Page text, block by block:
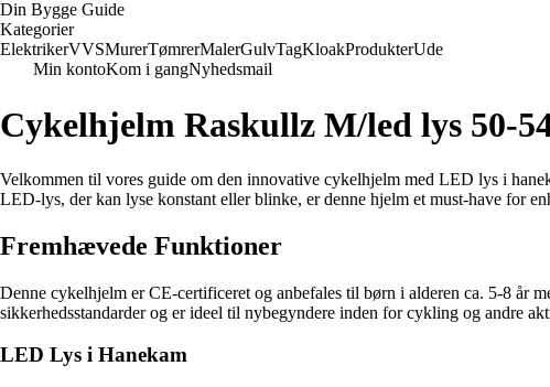
Din Bygge Guide
Kategorier
ElektrikerVVSMurerTømrerMalerGulvTagKloakProdukterUde
Min kontoKom i gangNyhedsmail
Cykelhjelm Raskullz M/led lys 50-
Velkommen til vores guide om den innovative cykelhjelm med LED lys i
LED-lys, der kan lyse konstant eller blinke, er denne hjelm et must-have for
Fremhævede Funktioner
Denne cykelhjelm er CE-certificeret og anbefales til børn i alderen ca. 5-8 år
sikkerhedsstandarder og er ideel til nybegyndere inden for cykling og andre
LED Lys i Hanekam